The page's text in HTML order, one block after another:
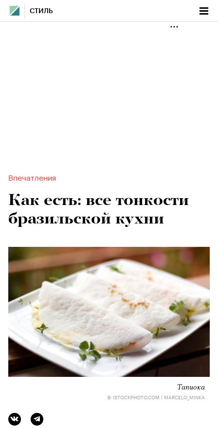
СТИЛЬ
Впечатления
Как есть: все тонкости
бразильской кухни
Тапиока
© ISTOCKPHOTO.COM | MARCELO_MINKA